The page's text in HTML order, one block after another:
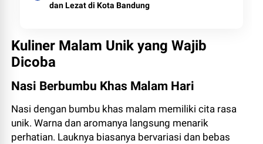
dan Lezat di Kota Bandung
Kuliner Malam Unik yang Wajib
Dicoba
Nasi Berbumbu Khas Malam Hari
Nasi dengan bumbu khas malam memiliki cita rasa
unik. Warna dan aromanya langsung menarik
perhatian. Lauknya biasanya bervariasi dan bebas